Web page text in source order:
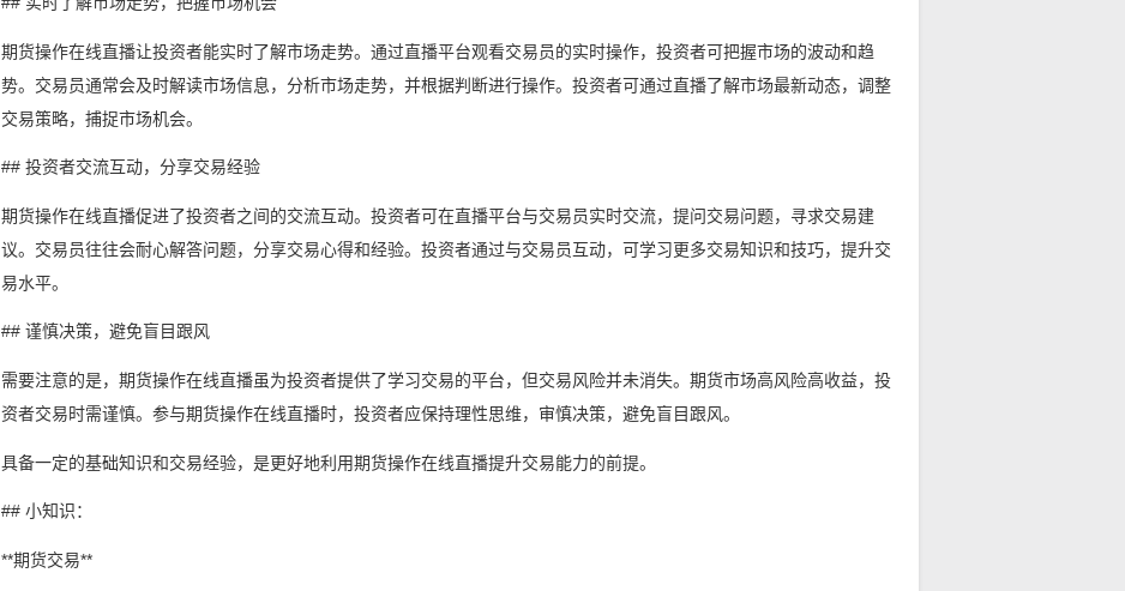
期货操作在线直播让投资者能实时了解市场走势。通过直播平台观看交易员的实时操作，投资者可把握市场的波动和趋
势。交易员通常会及时解读市场信息，分析市场走势，并根据判断进行操作。投资者可通过直播了解市场最新动态，调整
交易策略，捕捉市场机会。
## 投资者交流互动，分享交易经验
期货操作在线直播促进了投资者之间的交流互动。投资者可在直播平台与交易员实时交流，提问交易问题，寻求交易建
议。交易员往往会耐心解答问题，分享交易心得和经验。投资者通过与交易员互动，可学习更多交易知识和技巧，提升交
易水平。
## 谨慎决策，避免盲目跟风
需要注意的是，期货操作在线直播虽为投资者提供了学习交易的平台，但交易风险并未消失。期货市场高风险高收益，投
资者交易时需谨慎。参与期货操作在线直播时，投资者应保持理性思维，审慎决策，避免盲目跟风。
具备一定的基础知识和交易经验，是更好地利用期货操作在线直播提升交易能力的前提。
## 小知识：
**期货交易**